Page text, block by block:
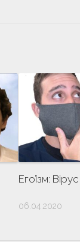
Егоїзм:
06.04.2020